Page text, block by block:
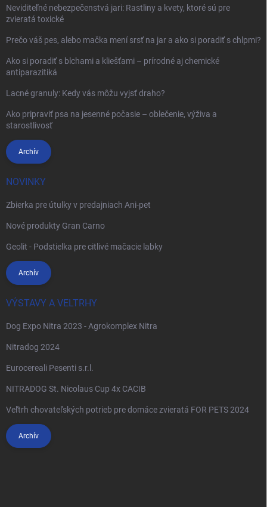
Neviditeľné nebezpečenstvá jari: Rastliny a kvety, ktoré sú pre
zvieratá toxické
Prečo váš pes, alebo mačka mení srsť na jar a ako si poradiť s chlpmi?
Ako si poradiť s blchami a kliešťami – prírodné aj chemické
antiparazitiká
Lacné granuly: Kedy vás môžu vyjsť draho?
Ako pripraviť psa na jesenné počasie – oblečenie, výživa a
starostlivosť
Archív
NOVINKY
Zbierka pre útulky v predajniach Ani-pet
Nové produkty Gran Carno
Geolit - Podstielka pre citlivé mačacie labky
Archív
VÝSTAVY A VELTRHY
Dog Expo Nitra 2023 - Agrokomplex Nitra
Nitradog 2024
Eurocereali Pesenti s.r.l.
NITRADOG St. Nicolaus Cup 4x CACIB
Veľtrh chovateľských potrieb pre domáce zvieratá FOR PETS 2024
Archív